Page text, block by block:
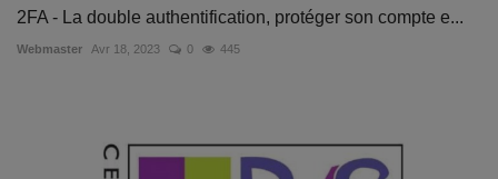
2FA - La double authentification, protéger son compte e...
Webmaster Avr 18, 2023 0 445